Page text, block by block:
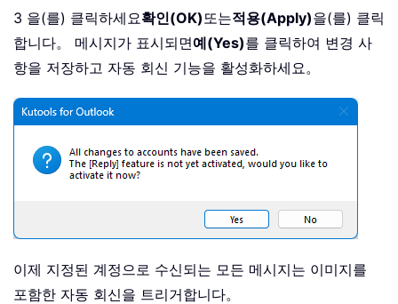
3 을(를) 클릭하세요확인(OK) 또는적용(Apply)을(를) 클릭
합니다。 메시지가 표시되면예(Yes)를 클릭하여 변경 사
항을 저장하고 자동 회신 기능을 활성화하세요。
이제 지정된 계정으로 수신되는 모든 메시지는 이미지를
포함한 자동 회신을 트리거합니다。